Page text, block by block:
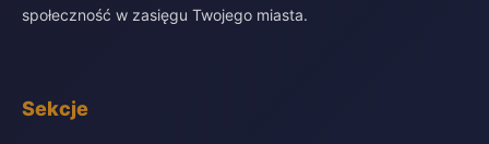
społeczność w zasięgu Twojego miasta.
Sekcje